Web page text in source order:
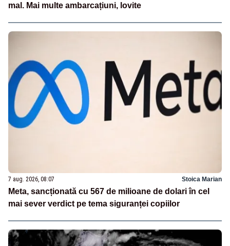
mal. Mai multe ambarcațiuni, lovite
7 aug. 2026, 08:07 Stoica Marian
Meta, sancționată cu 567 de milioane de dolari în cel
mai sever verdict pe tema siguranței copiilor